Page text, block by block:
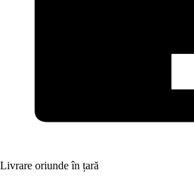
Livrare oriunde în țară